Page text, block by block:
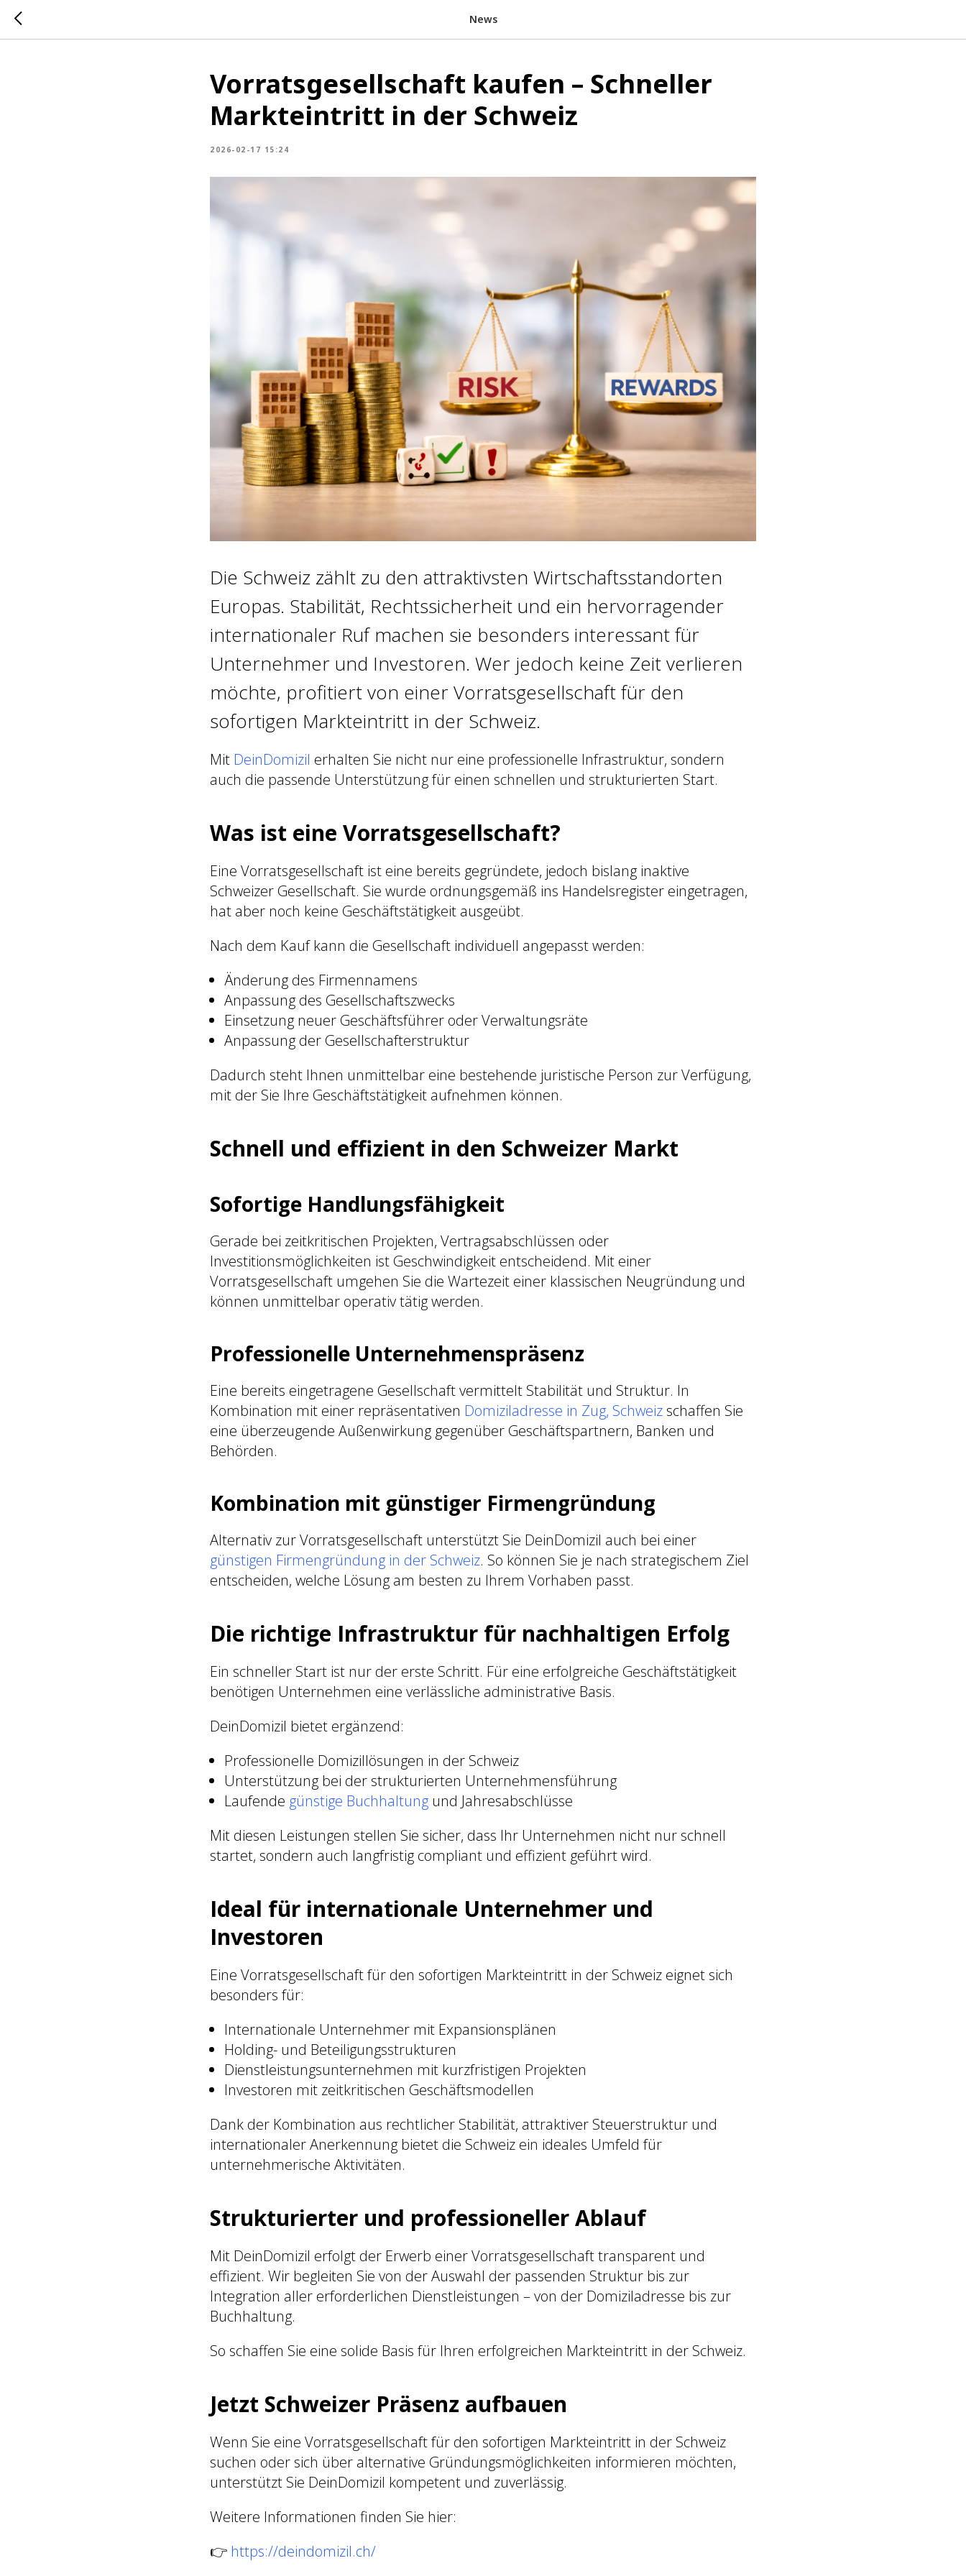
News
Vorratsgesellschaft kaufen – Schneller
Markteintritt in der Schweiz
2026-02-17 15:24
Die Schweiz zählt zu den attraktivsten Wirtschaftsstandorten
Europas. Stabilität, Rechtssicherheit und ein hervorragender
internationaler Ruf machen sie besonders interessant für
Unternehmer und Investoren. Wer jedoch keine Zeit verlieren
möchte, profitiert von einer Vorratsgesellschaft für den
sofortigen Markteintritt in der Schweiz.
Mit DeinDomizil erhalten Sie nicht nur eine professionelle Infrastruktur, sondern
auch die passende Unterstützung für einen schnellen und strukturierten Start.
Was ist eine Vorratsgesellschaft?
Eine Vorratsgesellschaft ist eine bereits gegründete, jedoch bislang inaktive
Schweizer Gesellschaft. Sie wurde ordnungsgemäß ins Handelsregister eingetragen,
hat aber noch keine Geschäftstätigkeit ausgeübt.
Nach dem Kauf kann die Gesellschaft individuell angepasst werden:
Änderung des Firmennamens
Anpassung des Gesellschaftszwecks
Einsetzung neuer Geschäftsführer oder Verwaltungsräte
Anpassung der Gesellschafterstruktur
Dadurch steht Ihnen unmittelbar eine bestehende juristische Person zur Verfügung,
mit der Sie Ihre Geschäftstätigkeit aufnehmen können.
Schnell und effizient in den Schweizer Markt
Sofortige Handlungsfähigkeit
Gerade bei zeitkritischen Projekten, Vertragsabschlüssen oder
Investitionsmöglichkeiten ist Geschwindigkeit entscheidend. Mit einer
Vorratsgesellschaft umgehen Sie die Wartezeit einer klassischen Neugründung und
können unmittelbar operativ tätig werden.
Professionelle Unternehmenspräsenz
Eine bereits eingetragene Gesellschaft vermittelt Stabilität und Struktur. In
Kombination mit einer repräsentativen Domiziladresse in Zug, Schweiz schaffen Sie
eine überzeugende Außenwirkung gegenüber Geschäftspartnern, Banken und
Behörden.
Kombination mit günstiger Firmengründung
Alternativ zur Vorratsgesellschaft unterstützt Sie DeinDomizil auch bei einer
günstigen Firmengründung in der Schweiz. So können Sie je nach strategischem Ziel
entscheiden, welche Lösung am besten zu Ihrem Vorhaben passt.
Die richtige Infrastruktur für nachhaltigen Erfolg
Ein schneller Start ist nur der erste Schritt. Für eine erfolgreiche Geschäftstätigkeit
benötigen Unternehmen eine verlässliche administrative Basis.
DeinDomizil bietet ergänzend:
Professionelle Domizillösungen in der Schweiz
Unterstützung bei der strukturierten Unternehmensführung
Laufende günstige Buchhaltung und Jahresabschlüsse
Mit diesen Leistungen stellen Sie sicher, dass Ihr Unternehmen nicht nur schnell
startet, sondern auch langfristig compliant und effizient geführt wird.
Ideal für internationale Unternehmer und
Investoren
Eine Vorratsgesellschaft für den sofortigen Markteintritt in der Schweiz eignet sich
besonders für:
Internationale Unternehmer mit Expansionsplänen
Holding- und Beteiligungsstrukturen
Dienstleistungsunternehmen mit kurzfristigen Projekten
Investoren mit zeitkritischen Geschäftsmodellen
Dank der Kombination aus rechtlicher Stabilität, attraktiver Steuerstruktur und
internationaler Anerkennung bietet die Schweiz ein ideales Umfeld für
unternehmerische Aktivitäten.
Strukturierter und professioneller Ablauf
Mit DeinDomizil erfolgt der Erwerb einer Vorratsgesellschaft transparent und
effizient. Wir begleiten Sie von der Auswahl der passenden Struktur bis zur
Integration aller erforderlichen Dienstleistungen – von der Domiziladresse bis zur
Buchhaltung.
So schaffen Sie eine solide Basis für Ihren erfolgreichen Markteintritt in der Schweiz.
Jetzt Schweizer Präsenz aufbauen
Wenn Sie eine Vorratsgesellschaft für den sofortigen Markteintritt in der Schweiz
suchen oder sich über alternative Gründungsmöglichkeiten informieren möchten,
unterstützt Sie DeinDomizil kompetent und zuverlässig.
Weitere Informationen finden Sie hier:
👉 https://deindomizil.ch/